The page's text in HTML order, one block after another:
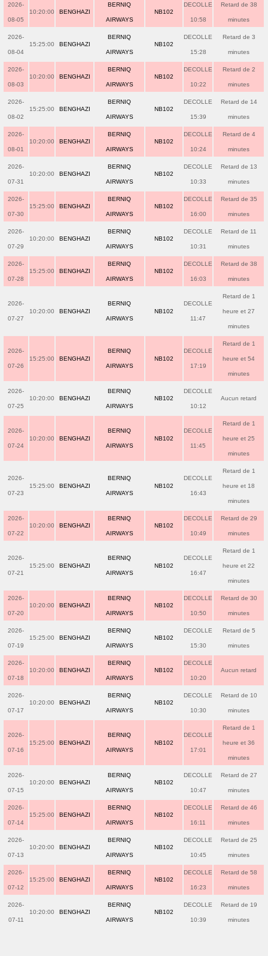
2026-
08-05
10:20:00 BENGHAZI
BERNIQ
AIRWAYS
NB102
DECOLLE
10:58
Retard de 38
minutes
2026-
08-04
15:25:00 BENGHAZI
BERNIQ
AIRWAYS
NB102
DECOLLE
15:28
Retard de 3
minutes
2026-
08-03
10:20:00 BENGHAZI
BERNIQ
AIRWAYS
NB102
DECOLLE
10:22
Retard de 2
minutes
2026-
08-02
15:25:00 BENGHAZI
BERNIQ
AIRWAYS
NB102
DECOLLE
15:39
Retard de 14
minutes
2026-
08-01
10:20:00 BENGHAZI
BERNIQ
AIRWAYS
NB102
DECOLLE
10:24
Retard de 4
minutes
2026-
07-31
10:20:00 BENGHAZI
BERNIQ
AIRWAYS
NB102
DECOLLE
10:33
Retard de 13
minutes
2026-
07-30
15:25:00 BENGHAZI
BERNIQ
AIRWAYS
NB102
DECOLLE
16:00
Retard de 35
minutes
2026-
07-29
10:20:00 BENGHAZI
BERNIQ
AIRWAYS
NB102
DECOLLE
10:31
Retard de 11
minutes
2026-
07-28
15:25:00 BENGHAZI
BERNIQ
AIRWAYS
NB102
DECOLLE
16:03
Retard de 38
minutes
2026-
07-27
10:20:00 BENGHAZI
BERNIQ
AIRWAYS
NB102
DECOLLE
11:47
Retard de 1
heure et 27
minutes
2026-
07-26
15:25:00 BENGHAZI
BERNIQ
AIRWAYS
NB102
DECOLLE
17:19
Retard de 1
heure et 54
minutes
2026-
07-25
10:20:00 BENGHAZI
BERNIQ
AIRWAYS
NB102
DECOLLE
10:12
Aucun retard
2026-
07-24
10:20:00 BENGHAZI
BERNIQ
AIRWAYS
NB102
DECOLLE
11:45
Retard de 1
heure et 25
minutes
2026-
07-23
15:25:00 BENGHAZI
BERNIQ
AIRWAYS
NB102
DECOLLE
16:43
Retard de 1
heure et 18
minutes
2026-
07-22
10:20:00 BENGHAZI
BERNIQ
AIRWAYS
NB102
DECOLLE
10:49
Retard de 29
minutes
2026-
07-21
15:25:00 BENGHAZI
BERNIQ
AIRWAYS
NB102
DECOLLE
16:47
Retard de 1
heure et 22
minutes
2026-
07-20
10:20:00 BENGHAZI
BERNIQ
AIRWAYS
NB102
DECOLLE
10:50
Retard de 30
minutes
2026-
07-19
15:25:00 BENGHAZI
BERNIQ
AIRWAYS
NB102
DECOLLE
15:30
Retard de 5
minutes
2026-
07-18
10:20:00 BENGHAZI
BERNIQ
AIRWAYS
NB102
DECOLLE
10:20
Aucun retard
2026-
07-17
10:20:00 BENGHAZI
BERNIQ
AIRWAYS
NB102
DECOLLE
10:30
Retard de 10
minutes
2026-
07-16
15:25:00 BENGHAZI
BERNIQ
AIRWAYS
NB102
DECOLLE
17:01
Retard de 1
heure et 36
minutes
2026-
07-15
10:20:00 BENGHAZI
BERNIQ
AIRWAYS
NB102
DECOLLE
10:47
Retard de 27
minutes
2026-
07-14
15:25:00 BENGHAZI
BERNIQ
AIRWAYS
NB102
DECOLLE
16:11
Retard de 46
minutes
2026-
07-13
10:20:00 BENGHAZI
BERNIQ
AIRWAYS
NB102
DECOLLE
10:45
Retard de 25
minutes
2026-
07-12
15:25:00 BENGHAZI
BERNIQ
AIRWAYS
NB102
DECOLLE
16:23
Retard de 58
minutes
2026-
07-11
10:20:00 BENGHAZI
BERNIQ
AIRWAYS
NB102
DECOLLE
10:39
Retard de 19
minutes